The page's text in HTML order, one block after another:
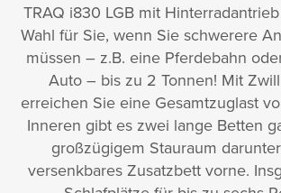
TRAQ i830 LGB mit
Wahl für Sie, wenn Sie schwerere
müssen – z.B. eine Pferdebahn
Auto – bis zu 2 Tonnen! Mit
erreichen Sie eine Gesamtzuglast
Inneren gibt es zwei lange Betten
großzügigem Stauraum
versenkbares Zusatzbett vorne.